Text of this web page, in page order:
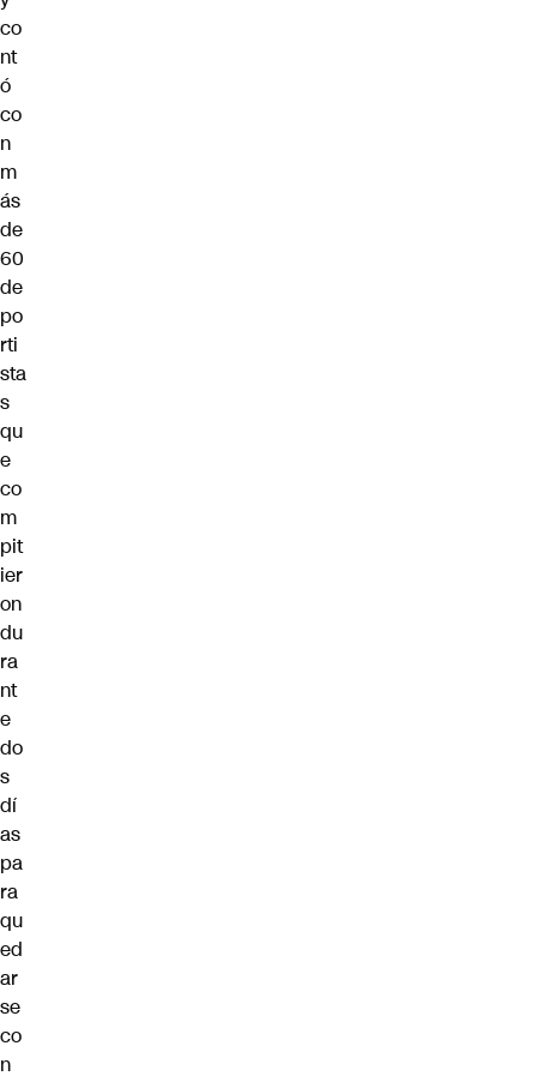
co
nt
ó
co
n
m
ás
de
60
de
po
rti
sta
s
qu
e
co
m
pit
ier
on
du
ra
nt
e
do
s
dí
as
pa
ra
qu
ed
ar
se
co
n